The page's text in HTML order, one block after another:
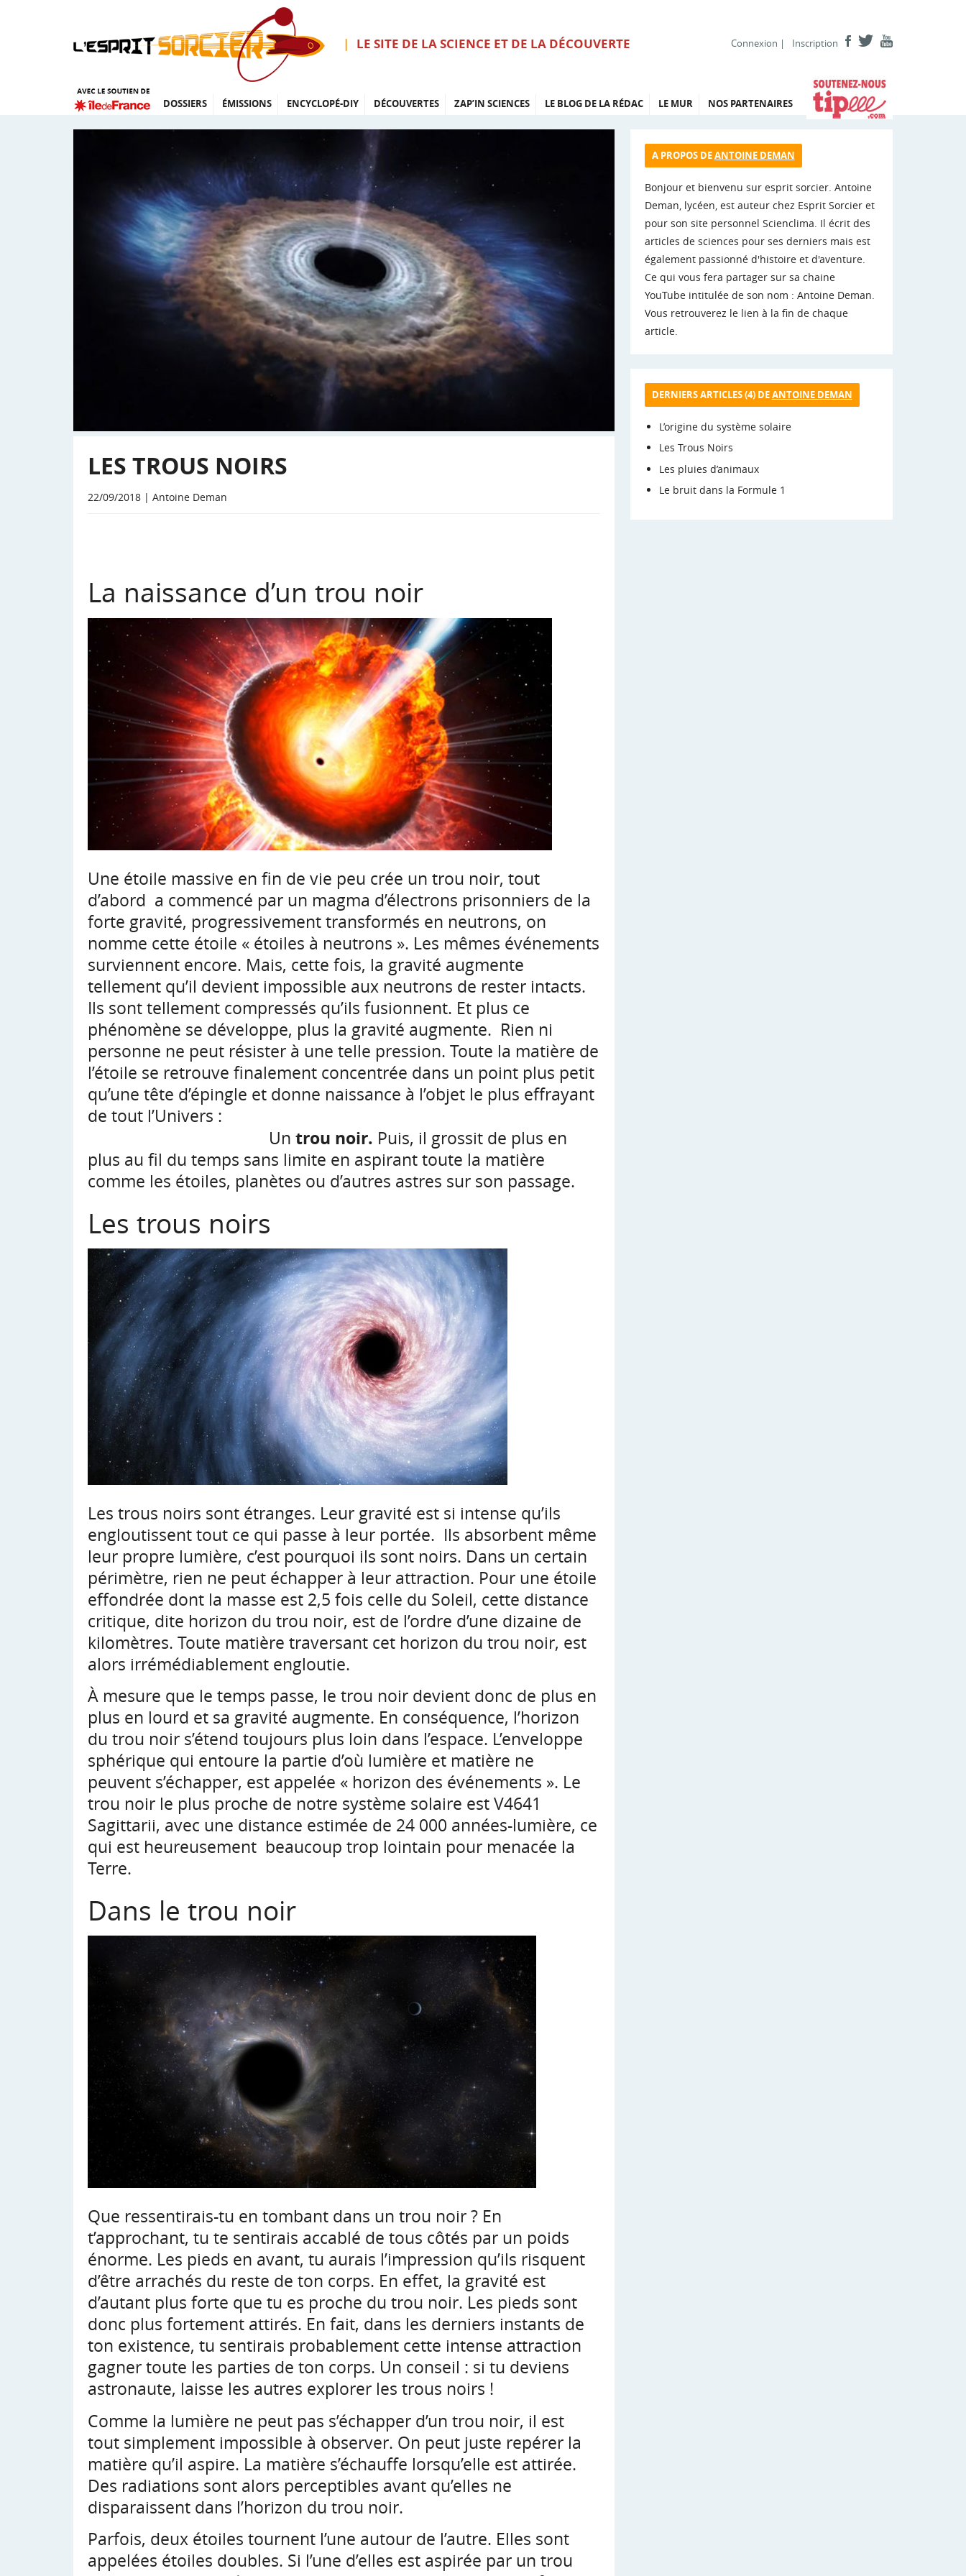
LE SITE DE LA SCIENCE ET DE LA DÉCOUVERTE Connexion | Inscription
DOSSIERS ÉMISSIONS ENCYCLOPÉ-DIY DÉCOUVERTES ZAP’IN SCIENCES LE BLOG DE LA RÉDAC LE MUR NOS PARTENAIRES
LES TROUS NOIRS
22/09/2018 | Antoine Deman
La naissance d’un trou noir
Une étoile massive en fin de vie peu crée un trou noir, tout
d’abord a commencé par un magma d’électrons prisonniers de la
forte gravité, progressivement transformés en neutrons, on
nomme cette étoile « étoiles à neutrons ». Les mêmes événements
surviennent encore. Mais, cette fois, la gravité augmente
tellement qu’il devient impossible aux neutrons de rester intacts.
Ils sont tellement compressés qu’ils fusionnent. Et plus ce
phénomène se développe, plus la gravité augmente. Rien ni
personne ne peut résister à une telle pression. Toute la matière de
l’étoile se retrouve finalement concentrée dans un point plus petit
qu’une tête d’épingle et donne naissance à l’objet le plus effrayant
de tout l’Univers :
Un trou noir. Puis, il grossit de plus en
plus au fil du temps sans limite en aspirant toute la matière
comme les étoiles, planètes ou d’autres astres sur son passage.
Les trous noirs
Les trous noirs sont étranges. Leur gravité est si intense qu’ils
engloutissent tout ce qui passe à leur portée. Ils absorbent même
leur propre lumière, c’est pourquoi ils sont noirs. Dans un certain
périmètre, rien ne peut échapper à leur attraction. Pour une étoile
effondrée dont la masse est 2,5 fois celle du Soleil, cette distance
critique, dite horizon du trou noir, est de l’ordre d’une dizaine de
kilomètres. Toute matière traversant cet horizon du trou noir, est
alors irrémédiablement engloutie.
À mesure que le temps passe, le trou noir devient donc de plus en
plus en lourd et sa gravité augmente. En conséquence, l’horizon
du trou noir s’étend toujours plus loin dans l’espace. L’enveloppe
sphérique qui entoure la partie d’où lumière et matière ne
peuvent s’échapper, est appelée « horizon des événements ». Le
trou noir le plus proche de notre système solaire est V4641
Sagittarii, avec une distance estimée de 24 000 années-lumière, ce
qui est heureusement beaucoup trop lointain pour menacée la
Terre.
Dans le trou noir
Que ressentirais-tu en tombant dans un trou noir ? En
t’approchant, tu te sentirais accablé de tous côtés par un poids
énorme. Les pieds en avant, tu aurais l’impression qu’ils risquent
d’être arrachés du reste de ton corps. En effet, la gravité est
d’autant plus forte que tu es proche du trou noir. Les pieds sont
donc plus fortement attirés. En fait, dans les derniers instants de
ton existence, tu sentirais probablement cette intense attraction
gagner toute les parties de ton corps. Un conseil : si tu deviens
astronaute, laisse les autres explorer les trous noirs !
Comme la lumière ne peut pas s’échapper d’un trou noir, il est
tout simplement impossible à observer. On peut juste repérer la
matière qu’il aspire. La matière s’échauffe lorsqu’elle est attirée.
Des radiations sont alors perceptibles avant qu’elles ne
disparaissent dans l’horizon du trou noir.
Parfois, deux étoiles tournent l’une autour de l’autre. Elles sont
appelées étoiles doubles. Si l’une d’elles est aspirée par un trou
A PROPOS DEANTOINE DEMAN
Bonjour et bienvenu sur esprit sorcier. Antoine
Deman, lycéen, est auteur chez Esprit Sorcier et
pour son site personnel Scienclima. Il écrit des
articles de sciences pour ses derniers mais est
également passionné d'histoire et d'aventure.
Ce qui vous fera partager sur sa chaine
YouTube intitulée de son nom : Antoine Deman.
Vous retrouverez le lien à la fin de chaque
article.
DERNIERS ARTICLES (4) DEANTOINE DEMAN
L’origine du système solaire
Les Trous Noirs
Les pluies d’animaux
Le bruit dans la Formule 1